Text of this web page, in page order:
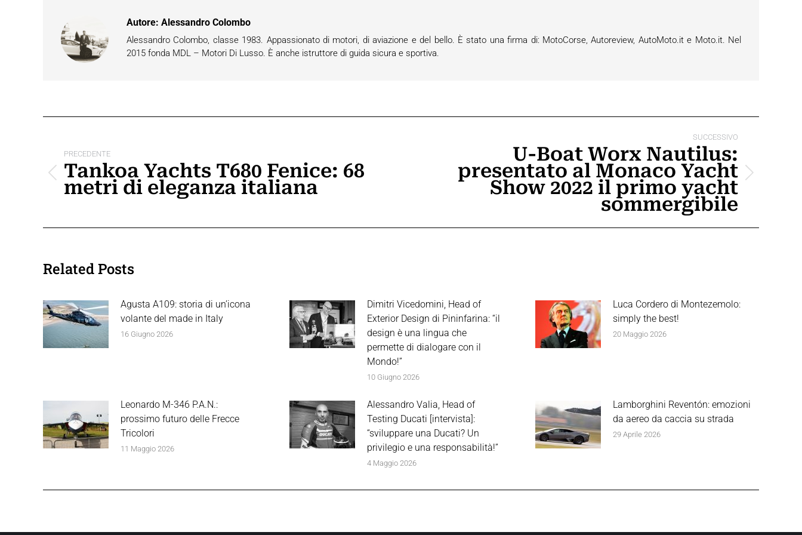
Autore: Alessandro Colombo
Alessandro Colombo, classe 1983. Appassionato di motori, di aviazione e del bello. È stato una firma di: MotoCorse, Autoreview, AutoMoto.it e Moto.it. Nel
2015 fonda MDL – Motori Di Lusso. È anche istruttore di guida sicura e sportiva.
post
PRECEDENTE
Post
precedente:
Tankoa Yachts T680 Fenice: 68
metri di eleganza italiana
SUCCESSIVO
U-Boat Worx Nautilus:
presentato al Monaco Yacht
Show 2022 il primo yacht
sommergibile
Related Posts
Agusta A109: storia di un’icona
volante del made in Italy
16 Giugno 2026
Dimitri Vicedomini, Head of
Exterior Design di Pininfarina: “il
design è una lingua che
permette di dialogare con il
Mondo!”
10 Giugno 2026
Luca Cordero di Montezemolo:
simply the best!
20 Maggio 2026
Leonardo M-346 P.A.N.:
prossimo futuro delle Frecce
Tricolori
11 Maggio 2026
Alessandro Valia, Head of
Testing Ducati [intervista]:
“sviluppare una Ducati? Un
privilegio e una responsabilità!”
4 Maggio 2026
Lamborghini Reventón: emozioni
da aereo da caccia su strada
29 Aprile 2026